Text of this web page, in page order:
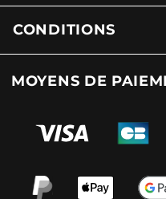
CONDITIONS
MOYENS DE